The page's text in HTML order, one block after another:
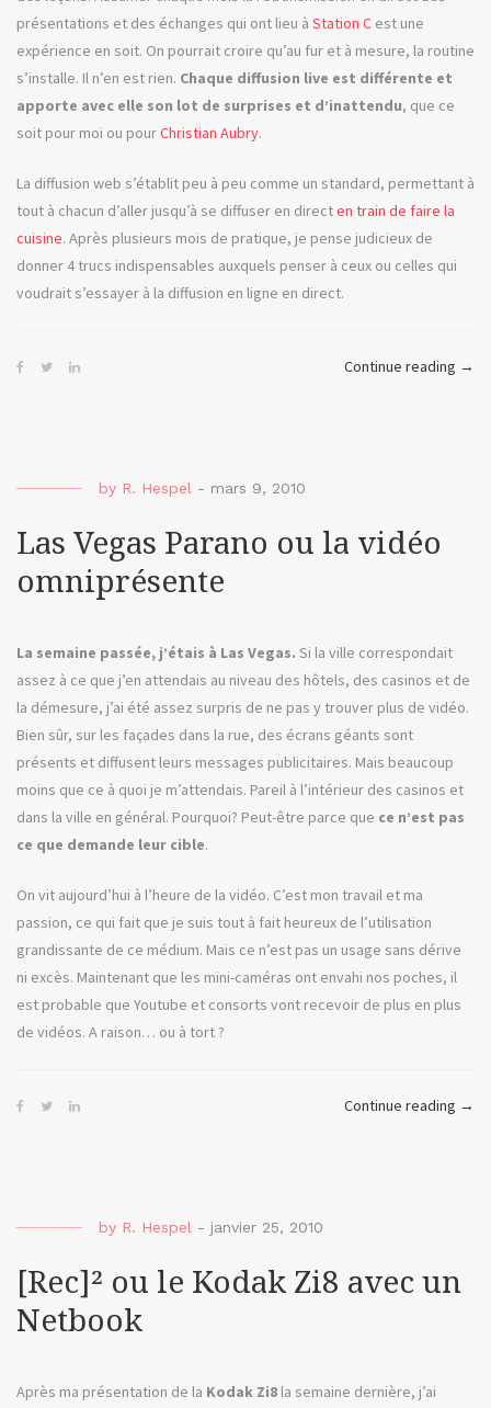
présentations et des échanges qui ont lieu à Station C est une
expérience en soit. On pourrait croire qu’au fur et à mesure, la routine
s’installe. Il n’en est rien. Chaque diffusion live est différente et
apporte avec elle son lot de surprises et d’inattendu, que ce
soit pour moi ou pourChristian Aubry.
La diffusion web s’établit peu à peu comme un standard, permettant à
tout à chacun d’aller jusqu’à se diffuser en directen train de faire la
cuisine. Après plusieurs mois de pratique, je pense judicieux de
donner 4 trucs indispensables auxquels penser à ceux ou celles qui
voudrait s’essayer à la diffusion en ligne en direct.
Continue reading « Les
→
by R. Hespel - mars 9, 2010
Las Vegas Parano ou la vidéo
omniprésente
La semaine passée, j’étais à Las Vegas. Si la ville correspondait
assez à ce que j’en attendais au niveau des hôtels, des casinos et de
la démesure, j’ai été assez surpris de ne pas y trouver plus de vidéo.
Bien sûr, sur les façades dans la rue, des écrans géants sont
présents et diffusent leurs messages publicitaires. Mais beaucoup
moins que ce à quoi je m’attendais. Pareil à l’intérieur des casinos et
dans la ville en général. Pourquoi? Peut-être parce que ce n’est pas
ce que demande leur cible.
On vit aujourd’hui à l’heure de la vidéo. C’est mon travail et ma
passion, ce qui fait que je suis tout à fait heureux de l’utilisation
grandissante de ce médium. Mais ce n’est pas un usage sans dérive
ni excès. Maintenant que les mini-caméras ont envahi nos poches, il
est probable que Youtube et consorts vont recevoir de plus en plus
de vidéos. A raison… ou à tort ?
Continue reading « Las
→
by R. Hespel - janvier 25, 2010
[Rec]² ou le Kodak Zi8 avec un
Netbook
Après ma présentation de la Kodak Zi8 la semaine dernière, j’ai